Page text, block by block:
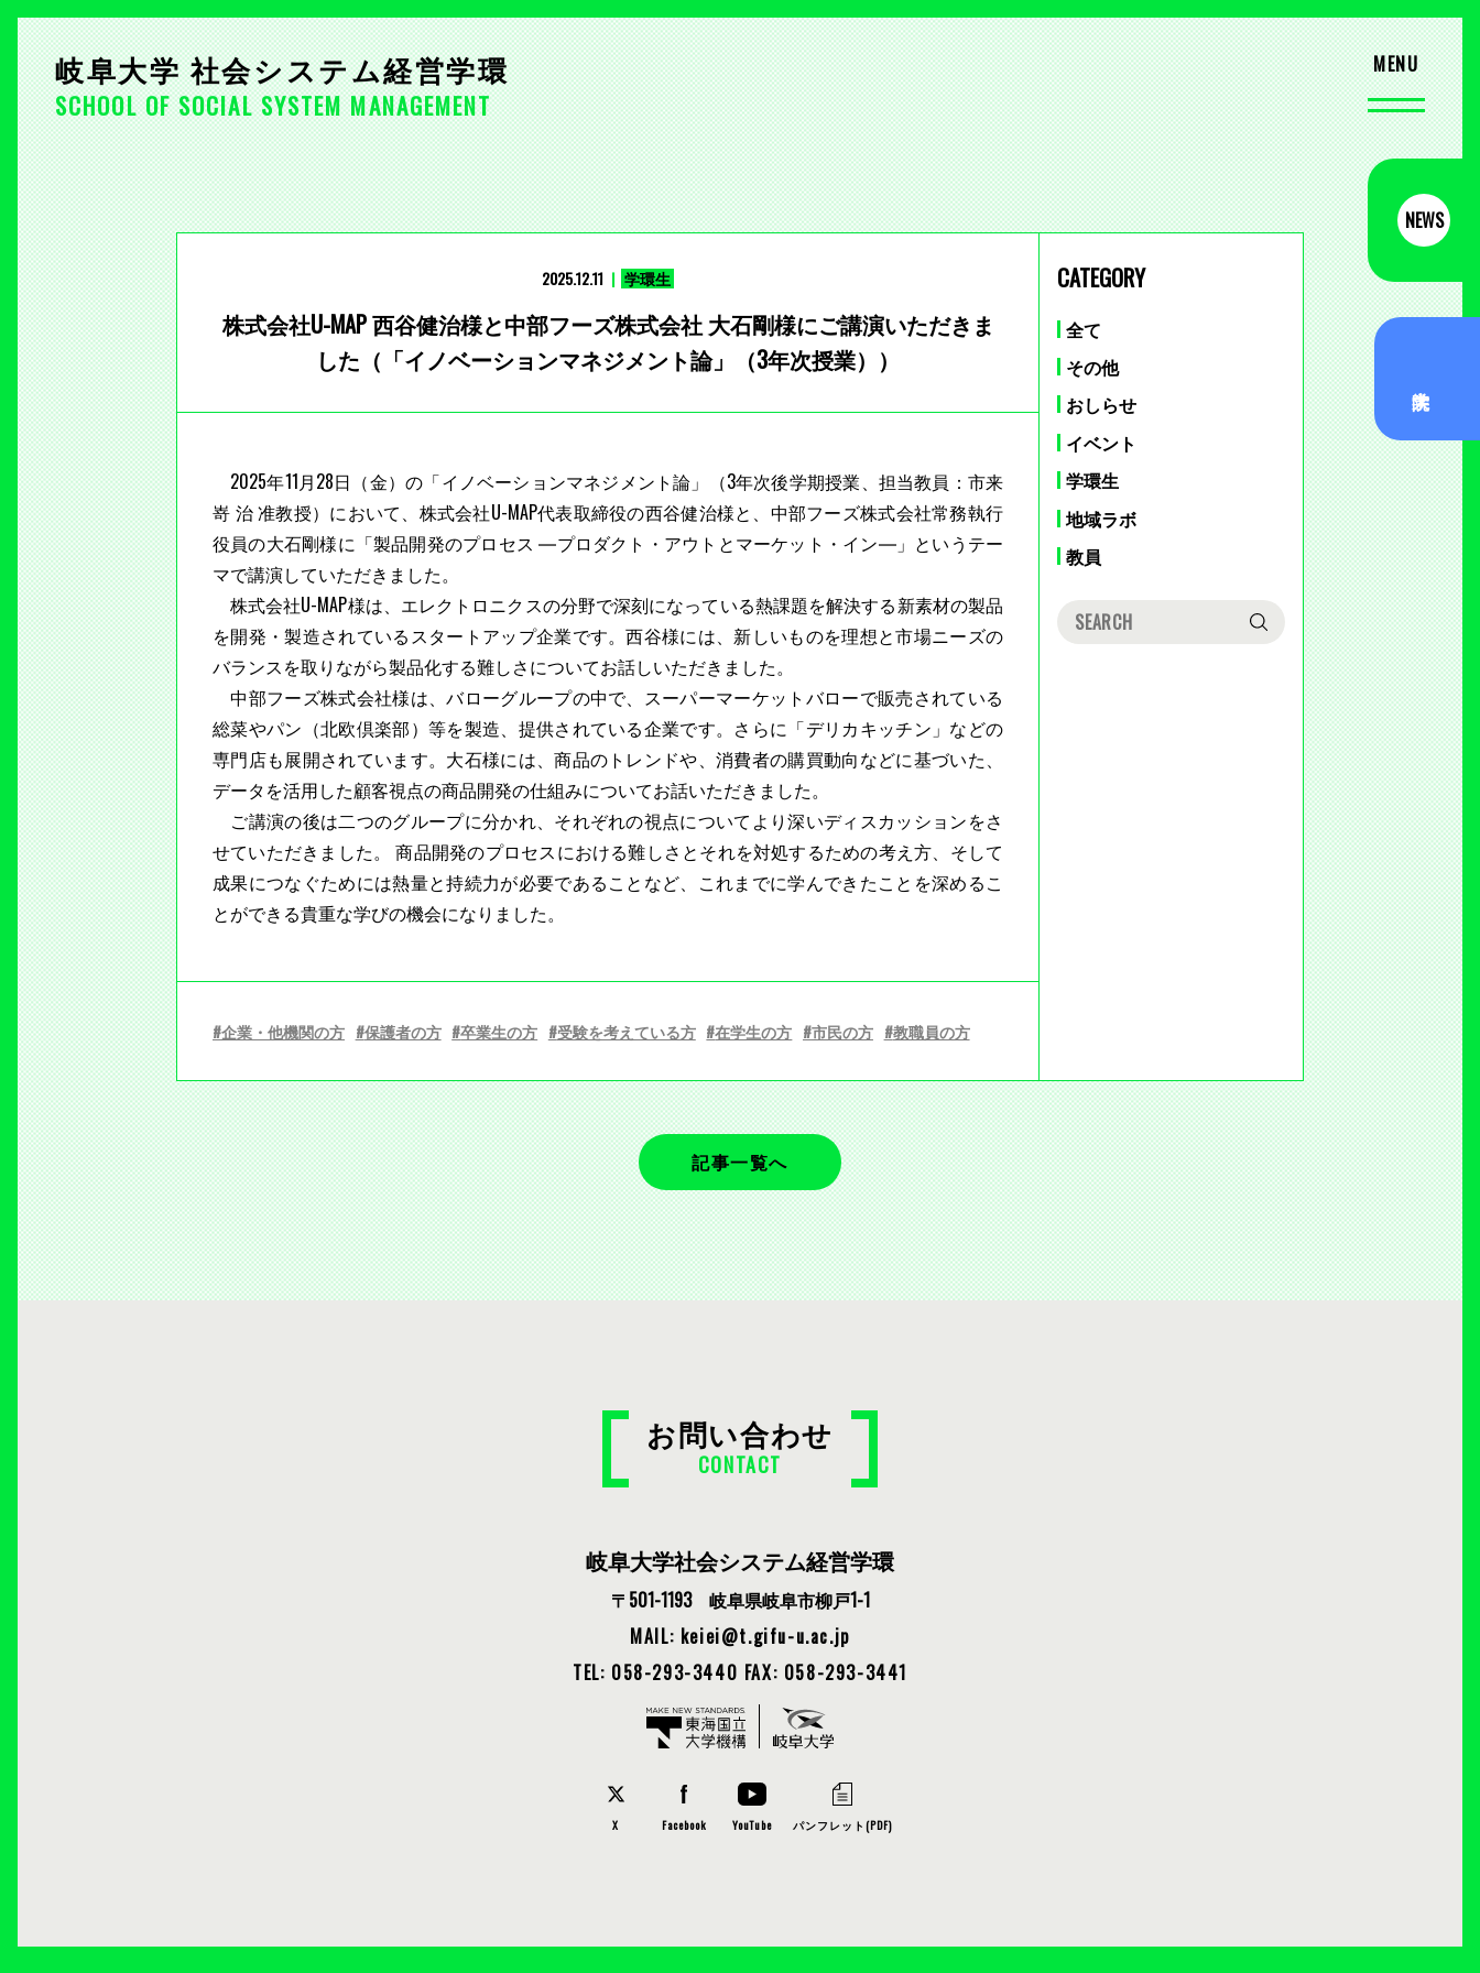
岐阜大学 社会システム経営学環
SCHOOL OF SOCIAL SYSTEM MANAGEMENT
NEWS
2025.12.11 学環生
株式会社U-MAP 西谷健治様と中部フーズ株式会社 大石剛様にご講演いただきま
した（「イノベーションマネジメント論」（3年次授業））
2025年11月28日（金）の「イノベーションマネジメント論」（3年次後学期授業、担当教員：市来
嵜 治 准教授）において、株式会社U-MAP代表取締役の西谷健治様と、中部フーズ株式会社常務執行
役員の大石剛様に「製品開発のプロセス ―プロダクト・アウトとマーケット・イン―」というテー
マで講演していただきました。
株式会社U-MAP様は、エレクトロニクスの分野で深刻になっている熱課題を解決する新素材の製品
を開発・製造されているスタートアップ企業です。西谷様には、新しいものを理想と市場ニーズの
バランスを取りながら製品化する難しさについてお話しいただきました。
中部フーズ株式会社様は、バローグループの中で、スーパーマーケットバローで販売されている
総菜やパン（北欧倶楽部）等を製造、提供されている企業です。さらに「デリカキッチン」などの
専門店も展開されています。大石様には、商品のトレンドや、消費者の購買動向などに基づいた、
データを活用した顧客視点の商品開発の仕組みについてお話いただきました。
ご講演の後は二つのグループに分かれ、それぞれの視点についてより深いディスカッションをさ
せていただきました。 商品開発のプロセスにおける難しさとそれを対処するための考え方、そして
成果につなぐためには熱量と持続力が必要であることなど、これまでに学んできたことを深めるこ
とができる貴重な学びの機会になりました。
企業・他機関の方 保護者の方 卒業生の方 受験を考えている方 在学生の方 市民の方 教職員の方
CATEGORY
全て
その他
おしらせ
イベント
学環生
地域ラボ
教員
記事一覧へ
お問い合わせ
CONTACT
岐阜大学社会システム経営学環
〒501-1193 岐阜県岐阜市柳戸1-1
MAIL: keiei
t.gifu-u.ac.jp
TEL: 058-293-3440 FAX: 058-293-3441
X Facebook YouTube パンフレット(PDF)